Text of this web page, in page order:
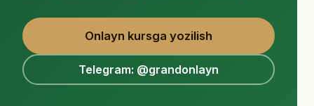
Onlayn kursga yozilish
Telegram: @grandonlayn